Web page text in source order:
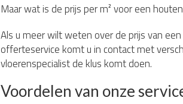
Maar wat is de prijs per m² voor een
Als u meer wilt weten over de prijs van
offerteservice komt u in contact met
vloerenspecialist de klus komt doen.
Voordelen van onze